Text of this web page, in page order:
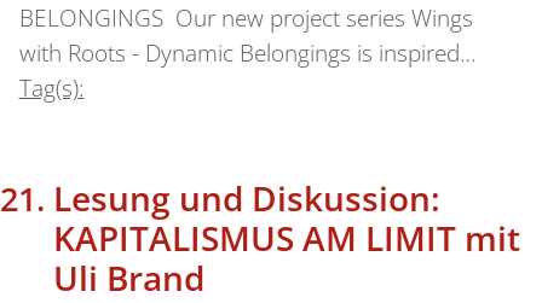
BELONGINGS Our new project series Wings
with Roots - Dynamic Belongings is inspired…
Tag(s):
Lesung und Diskussion:
KAPITALISMUS AM LIMIT mit
Uli Brand